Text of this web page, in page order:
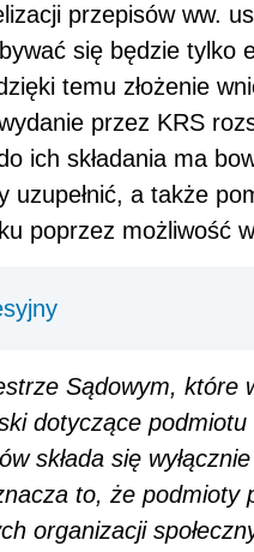
przepisów ww.
się będzie tylko
temu złożenie
przez KRS
ich składania ma
uzupełnić, a także
poprzez możliwość
Sądowym, które
dotyczące podmiotu
składa się
to, że podmioty
organizacji